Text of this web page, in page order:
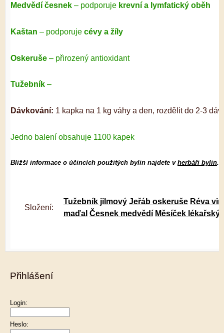
Medvědí česnek – podporuje krevní a lymfatický oběh
Kaštan – podporuje cévy a žíly
Oskeruše – přirozený antioxidant
Tužebník –
Dávkování: 1 kapka na 1 kg váhy a den, rozdělit do 2-3
Jedno balení obsahuje 1100 kapek
Bližší informace o účincích použitých bylin najdete v herbáři bylin.
Složení:
Tužebník jilmový Jeřáb oskeruše Réva
maďal Česnek medvědí Měsíček lékařský
Přihlášení
Login:
Heslo: